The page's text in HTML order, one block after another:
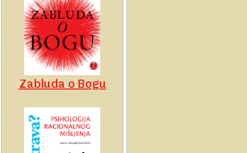
Zabluda o Bogu